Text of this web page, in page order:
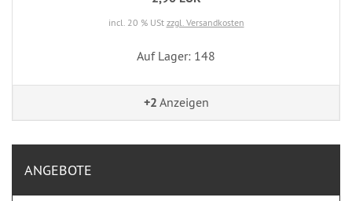
incl. 20 % USt zzgl. Versandkosten
Auf Lager: 148
+2 Anzeigen
ANGEBOTE